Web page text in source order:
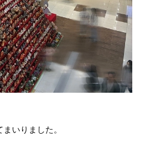
いりました。